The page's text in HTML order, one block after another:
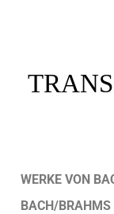
WERKE VON
BACH/